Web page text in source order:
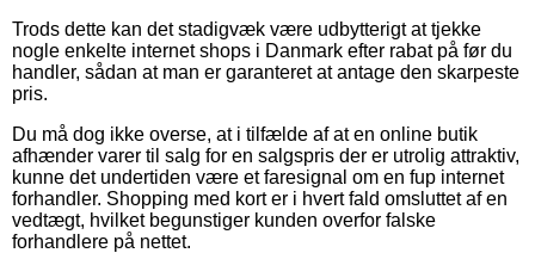
Trods dette kan det stadigvæk være udbytterigt at tjekke
nogle enkelte internet shops i Danmark efter rabat på før du
handler, sådan at man er garanteret at antage den skarpeste
pris.
Du må dog ikke overse, at i tilfælde af at en online butik
afhænder varer til salg for en salgspris der er utrolig attraktiv,
kunne det undertiden være et faresignal om en fup internet
forhandler. Shopping med kort er i hvert fald omsluttet af en
vedtægt, hvilket begunstiger kunden overfor falske
forhandlere på nettet.